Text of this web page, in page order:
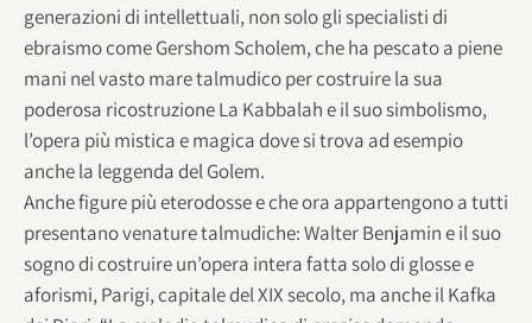
generazioni di intellettuali, non solo gli specialisti di
ebraismo come Gershom Scholem, che ha pescato a piene
mani nel vasto mare talmudico per costruire la sua
poderosa ricostruzione La Kabbalah e il suo simbolismo,
l’opera più mistica e magica dove si trova ad esempio
anche la leggenda del Golem.
Anche figure più eterodosse e che ora appartengono a tutti
presentano venature talmudiche: Walter Benjamin e il suo
sogno di costruire un’opera intera fatta solo di glosse e
aforismi, Parigi, capitale del XIX secolo, ma anche il Kafka